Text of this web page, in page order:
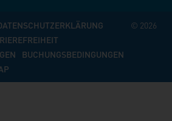
© 2026
BUCHUNGSBEDINGUNGEN